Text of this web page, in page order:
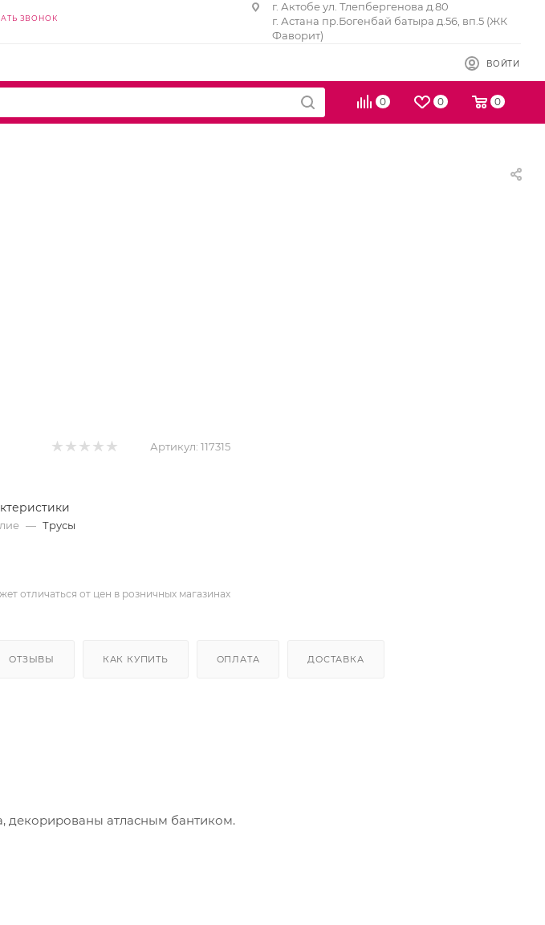
ЗВОНОК
г. Актобе ул. Тлепбергенова д.80
г. Астана пр.Богенбай батыра д.56, вп.5 (ЖК
Фаворит)
ВОЙТИ
0 0 0
Артикул: 117315
— Трусы
отличаться от цен в розничных магазинах
ОТЗЫВЫ КАК КУПИТЬ ОПЛАТА ДОСТАВКА
декорированы атласным бантиком.